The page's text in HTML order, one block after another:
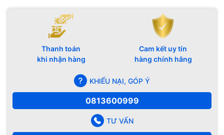
Thanh toán
khi nhận hàng
Cam kết uy tín
hàng chính hãng
KHIẾU NẠI, GÓP Ý
0813600999
TƯ VẤN